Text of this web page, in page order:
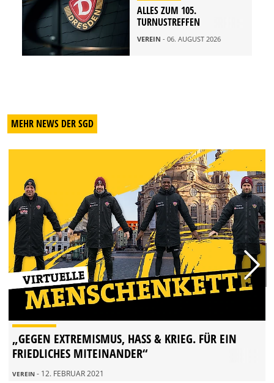
ALLES ZUM 105.
TURNUSTREFFEN
VEREIN - 06. AUGUST 2026
MEHR NEWS DER SGD
„GEGEN EXTREMISMUS, HASS & KRIEG. FÜR EIN
FRIEDLICHES MITEINANDER“
VEREIN - 12. FEBRUAR 2021